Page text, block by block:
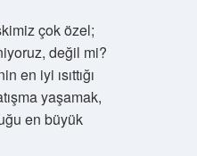
çok özel;
değil mi?
en iyi ısıttığı
yaşamak,
en büyük